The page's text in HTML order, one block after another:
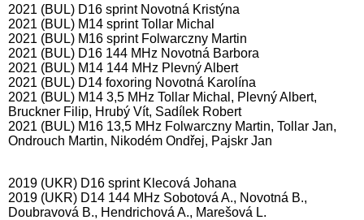
2021 (BUL) D16 sprint Novotná Kristýna
2021 (BUL) M14 sprint Tollar Michal
2021 (BUL) M16 sprint Folwarczny Martin
2021 (BUL) D16 144 MHz Novotná Barbora
2021 (BUL) M14 144 MHz Plevný Albert
2021 (BUL) D14 foxoring Novotná Karolína
2021 (BUL) M14 3,5 MHz Tollar Michal, Plevný Albert,
Bruckner Filip, Hrubý Vít, Sadílek Robert
2021 (BUL) M16 13,5 MHz Folwarczny Martin, Tollar Jan,
Ondrouch Martin, Nikodém Ondřej, Pajskr Jan
2019 (UKR) D16 sprint Klecová Johana
2019 (UKR) D14 144 MHz Sobotová A., Novotná B.,
Doubravová B., Hendrichová A., Marešová L.